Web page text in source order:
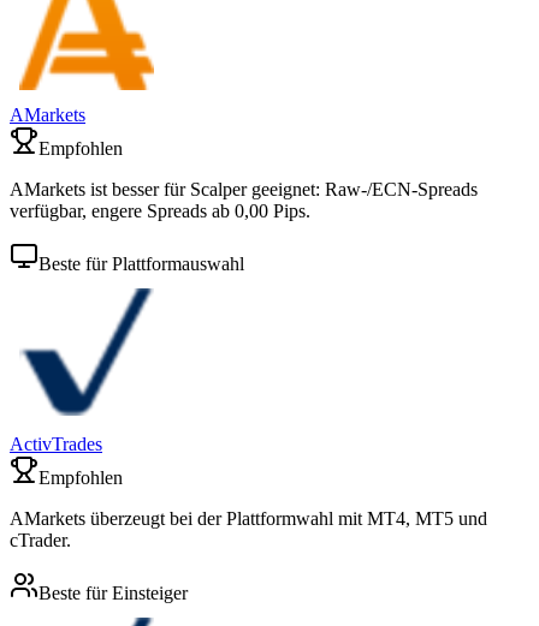
AMarkets
Empfohlen
AMarkets ist besser für Scalper geeignet: Raw-/ECN-Spreads
verfügbar, engere Spreads ab 0,00 Pips.
Beste für Plattformauswahl
ActivTrades
Empfohlen
AMarkets überzeugt bei der Plattformwahl mit MT4, MT5 und
cTrader.
Beste für Einsteiger